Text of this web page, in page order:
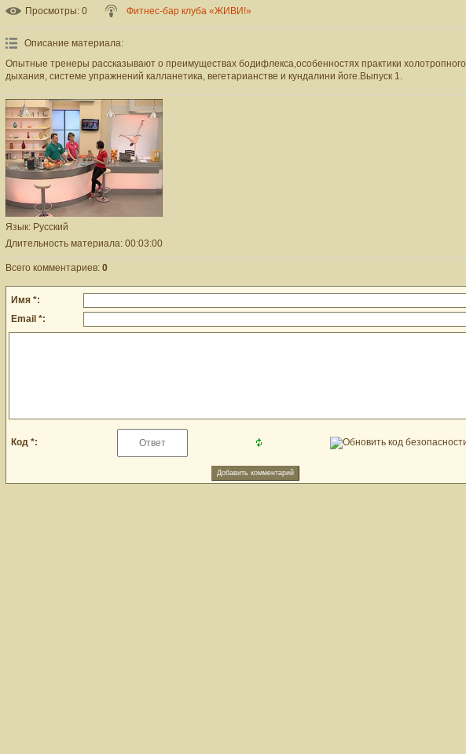
Просмотры: 0 Фитнес-бар клуба «ЖИВИ!»
Описание материала:
Опытные тренеры рассказывают о преимуществах бодифлекса,особенностях практики холотропного
дыхания, системе упражнений калланетика, вегетарианстве и кундалини йоге.Выпуск 1.
Язык: Русский
Длительность материала: 00:03:00
Всего комментариев: 0
Имя *:
Email *:
Код *: